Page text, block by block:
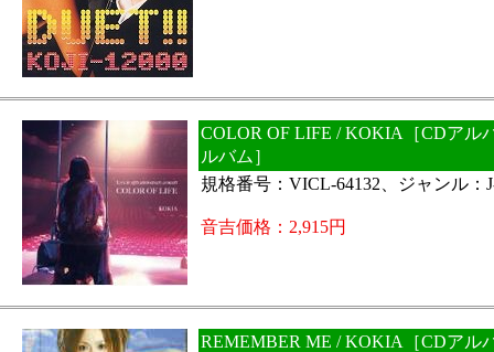
COLOR OF LIFE / KOKIA［CDアル
ルバム］
規格番号：VICL-64132、ジャンル：
音吉価格：2,915円
REMEMBER ME / KOKIA［CDアル